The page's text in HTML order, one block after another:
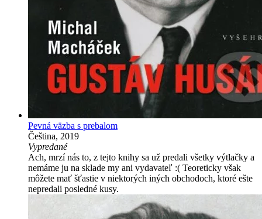
Pevná väzba s prebalom
Čeština, 2019
Vypredané
Ach, mrzí nás to, z tejto knihy sa už predali všetky výtlačky a
nemáme ju na sklade my ani vydavateľ :( Teoreticky však
môžete mať šťastie v niektorých iných obchodoch, ktoré ešte
nepredali posledné kusy.